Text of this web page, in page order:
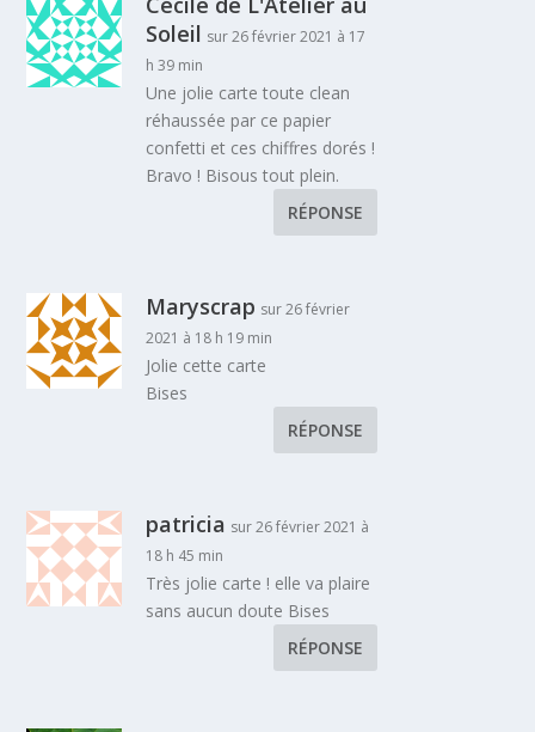
Soleil sur 26 février 2021 à 17
h 39 min
Une jolie carte toute clean
réhaussée par ce papier
confetti et ces chiffres dorés !
Bravo ! Bisous tout plein.
RÉPONSE
Maryscrap sur 26 février
2021 à 18 h 19 min
Jolie cette carte
Bises
RÉPONSE
patricia sur 26 février 2021 à
18 h 45 min
Très jolie carte ! elle va plaire
sans aucun doute Bises
RÉPONSE